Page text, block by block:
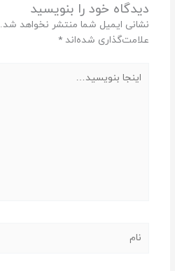
دیدگاه‌ خود را بنویسید
نشانی ایمیل شما منتشر نخواهد شد.
علامت‌گذاری شده‌اند *
بنویسید…